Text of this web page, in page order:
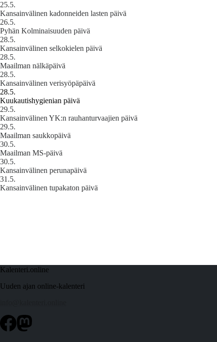
25.5.
Kansainvälinen kadonneiden lasten päivä
26.5.
Pyhän Kolminaisuuden päivä
28.5.
Kansainvälinen selkokielen päivä
28.5.
Maailman nälkäpäivä
28.5.
Kansainvälinen verisyöpäpäivä
28.5.
Kuukautishygienian päivä
29.5.
Kansainvälinen YK:n rauhanturvaajien päivä
29.5.
Maailman saukkopäivä
30.5.
Maailman MS-päivä
30.5.
Kansainvälinen perunapäivä
31.5.
Kansainvälinen tupakaton päivä
Kalenteri.online
Uuden ajan online-kalenteri